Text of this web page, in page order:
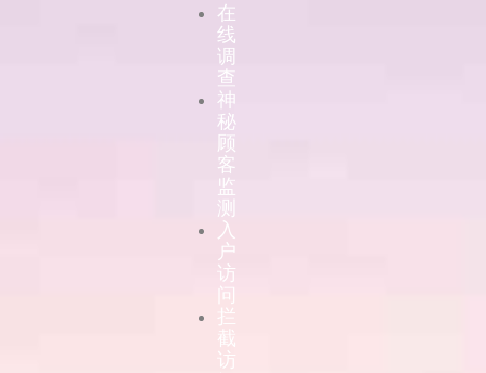
在
线
调
查
神
秘
顾
客
监
测
入
户
访
问
拦
截
访